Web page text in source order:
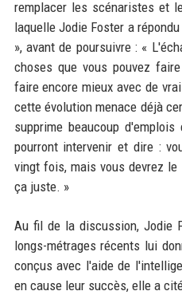
remplacer les scénaristes et
laquelle Jodie Foster a
», avant de poursuivre : «
choses que vous pouvez
faire encore mieux avec de
cette évolution menace déjà
supprime beaucoup
pourront intervenir et dire :
vingt fois, mais vous devrez
ça juste. »
Au fil de la discussion, Jodie
longs-métrages récents lui
conçus avec l'aide de
en cause leur succès, elle a